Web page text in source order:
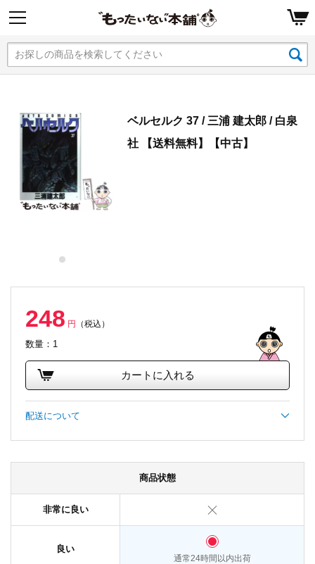
ベルセルク 37 / 三浦 建太郎 / 白泉
社 【送料無料】【中古】
248 円 （税込）
数量：1
カートに入れる
配送について
商品状態
非常に良い
良い
通常24時間以内出荷